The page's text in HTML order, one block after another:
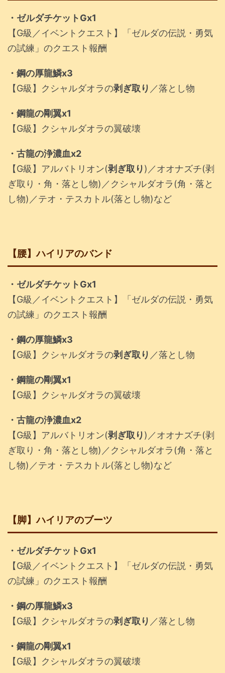
・ゼルダチケットGx1
【G級／イベントクエスト】「ゼルダの伝説・勇気
の試練」のクエスト報酬
・鋼の厚龍鱗x3
【G級】クシャルダオラの剥ぎ取り ／落とし物
・鋼龍の剛翼x1
【G級】クシャルダオラの翼破壊
・古龍の浄濃血x2
【G級】アルバトリオン(剥ぎ取り)／オオナズチ(剥
ぎ取り・角・落とし物)／クシャルダオラ(角・落と
し物)／テオ・テスカトル(落とし物)など
【腰】ハイリアのバンド
・ゼルダチケットGx1
【G級／イベントクエスト】「ゼルダの伝説・勇気
の試練」のクエスト報酬
・鋼の厚龍鱗x3
【G級】クシャルダオラの剥ぎ取り ／落とし物
・鋼龍の剛翼x1
【G級】クシャルダオラの翼破壊
・古龍の浄濃血x2
【G級】アルバトリオン(剥ぎ取り)／オオナズチ(剥
ぎ取り・角・落とし物)／クシャルダオラ(角・落と
し物)／テオ・テスカトル(落とし物)など
【脚】ハイリアのブーツ
・ゼルダチケットGx1
【G級／イベントクエスト】「ゼルダの伝説・勇気
の試練」のクエスト報酬
・鋼の厚龍鱗x3
【G級】クシャルダオラの剥ぎ取り ／落とし物
・鋼龍の剛翼x1
【G級】クシャルダオラの翼破壊